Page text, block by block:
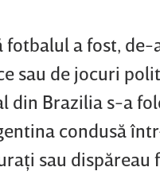
fotbalul a fost,
sau de jocuri
din Brazilia s-a
condusă
sau dispăreau